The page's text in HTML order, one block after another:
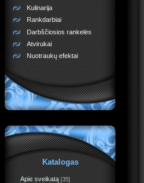
Kulinarija
Rankdarbiai
Darbščiosios rankelės
Atvirukai
Nuotraukų efektai
Katalogas
Apie sveikatą [35]